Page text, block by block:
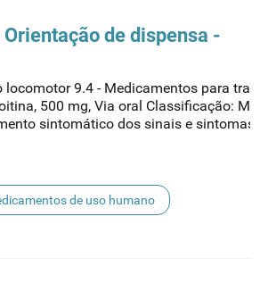
Orientação de dispensa -
locomotor 9.4 - Medicamentos para
500 mg, Via oral Classificação:
sintomático dos sinais e sintomas
de uso humano